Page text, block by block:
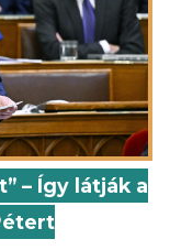
– Így látják a